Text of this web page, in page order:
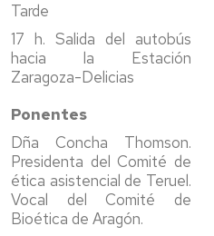
Tarde
17 h. Salida del autobús
hacia la Estación
Zaragoza-Delicias
Ponentes
Dña Concha Thomson.
Presidenta del Comité de
ética asistencial de Teruel.
Vocal del Comité de
Bioética de Aragón.